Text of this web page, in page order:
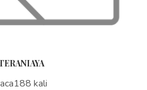
kali